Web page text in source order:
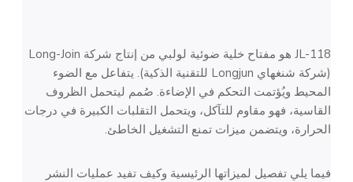
JL-118 هو مفتاح خلية ضوئية لولبي من إنتاج شركة Long-Join
(شركة شنغهاي Longjun للتقنية الذكية). يتفاعل مع الضوء
المحيط ويُؤتمت التحكم في الإضاءة. صُمم ليتحمل الظروف
القاسية، فهو مقاوم للتآكل، ويتحمل التقلبات الكبيرة في درجات
الحرارة، ويتضمن ميزات تمنع التشغيل الخاطئ.
فيما يلي تفصيل لميزاتها الرئيسية وكيف تفيد عمليات النشر